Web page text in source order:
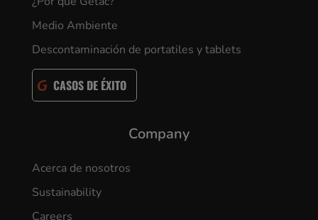
Medio Ambiente
Descontaminación de portatiles y tablets
CASOS DE ÉXITO
Company
Acerca de nosotros
Sustainability
Careers